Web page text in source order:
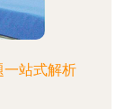
一站式解析